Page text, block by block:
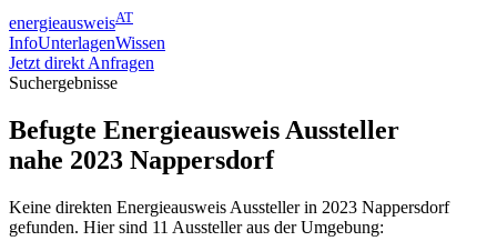
energieausweisAT
InfoUnterlagenWissen
Jetzt direkt Anfragen
Suchergebnisse
Befugte Energieausweis Aussteller
nahe 2023 Nappersdorf
Keine direkten Energieausweis Aussteller in 2023 Nappersdorf
gefunden. Hier sind 11 Aussteller aus der Umgebung: